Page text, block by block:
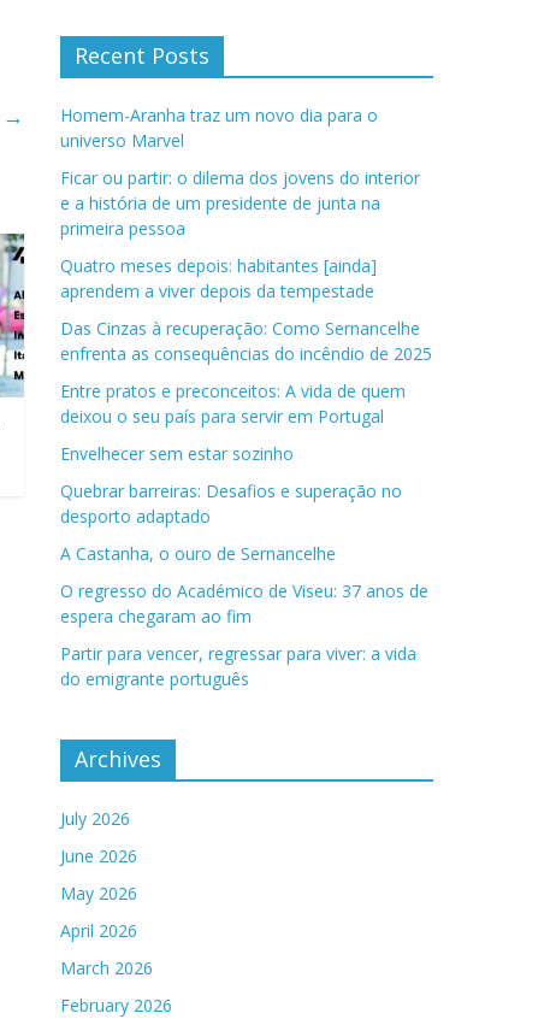
→
Recent Posts
Homem-Aranha traz um novo dia para o
universo Marvel
Ficar ou partir: o dilema dos jovens do interior
e a história de um presidente de junta na
primeira pessoa
Quatro meses depois: habitantes [ainda]
aprendem a viver depois da tempestade
Das Cinzas à recuperação: Como Sernancelhe
enfrenta as consequências do incêndio de 2025
Entre pratos e preconceitos: A vida de quem
deixou o seu país para servir em Portugal
Envelhecer sem estar sozinho
Quebrar barreiras: Desafios e superação no
desporto adaptado
A Castanha, o ouro de Sernancelhe
O regresso do Académico de Viseu: 37 anos de
espera chegaram ao fim
Partir para vencer, regressar para viver: a vida
do emigrante português
Archives
July 2026
June 2026
May 2026
April 2026
March 2026
February 2026